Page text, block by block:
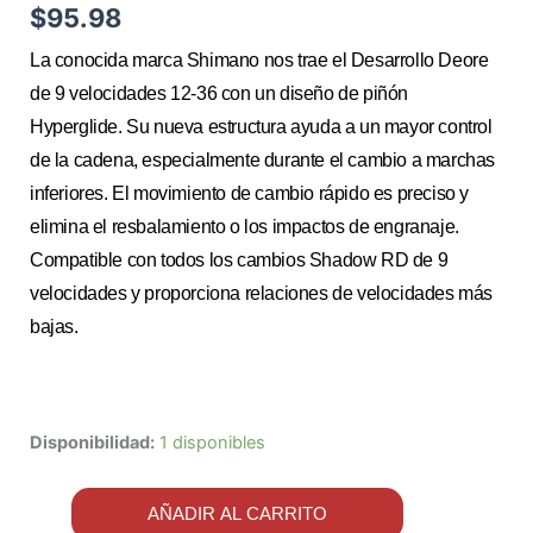
$95.98
La conocida marca Shimano nos trae el Desarrollo Deore
de 9 velocidades 12-36 con un diseño de piñón
Hyperglide. Su nueva estructura ayuda a un mayor control
de la cadena, especialmente durante el cambio a marchas
inferiores. El movimiento de cambio rápido es preciso y
elimina el resbalamiento o los impactos de engranaje.
Compatible con todos los cambios Shadow RD de 9
velocidades y proporciona relaciones de velocidades más
bajas.
Disponibilidad: 1 disponibles
AÑADIR AL CARRITO